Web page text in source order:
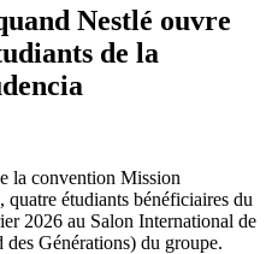
Nestlé ouvre
de la
la convention Mission
étudiants bénéficiaires du
2026 au Salon International de
Générations) du groupe.